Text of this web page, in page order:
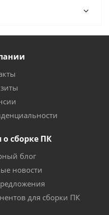
сборке ПК
блог
новости
для сборки ПК